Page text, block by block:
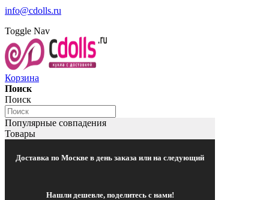
info@cdolls.ru
Toggle Nav
Корзина
Поиск
Поиск
Популярные совпадения
Товары
Доставка по Москве в день заказа или на следующий
Нашли дешевле, поделитесь с нами!